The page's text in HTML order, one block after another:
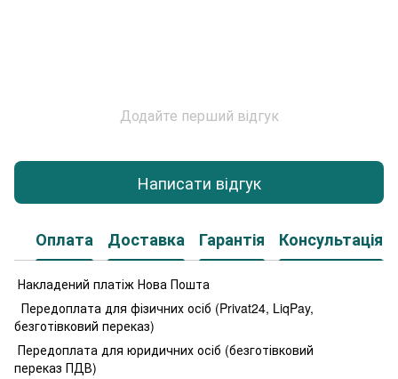
Додайте перший відгук
Написати відгук
Оплата Доставка Гарантія Консультація
Накладений платіж Нова Пошта
Передоплата для фізичних осіб (Privat24, LiqPay,
безготівковий переказ)
Передоплата для юридичних осіб (безготівковий
переказ ПДВ)